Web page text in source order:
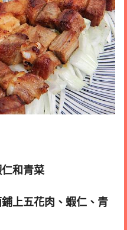
和青菜
上五花肉、蝦仁、青